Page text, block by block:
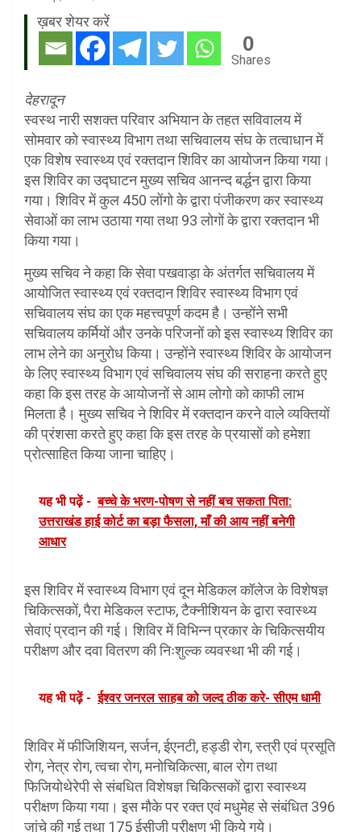
ख़बर शेयर करें
0
Shares
देहरादून
स्वस्थ नारी सशक्त परिवार अभियान के तहत सविवालय में
सोमवार को स्वास्थ्य विभाग तथा सचिवालय संघ के तत्वाधान में
एक विशेष स्वास्थ्य एवं रक्तदान शिविर का आयोजन किया गया।
इस शिविर का उद्घाटन मुख्य सचिव आनन्द बर्द्धन द्वारा किया
गया। शिविर में कुल 450 लोंगो के द्वारा पंजीकरण कर स्वास्थ्य
सेवाओं का लाभ उठाया गया तथा 93 लोगों के द्वारा रक्तदान भी
किया गया।
मुख्य सचिव ने कहा कि सेवा पखवाड़ा के अंतर्गत सचिवालय में
आयोजित स्वास्थ्य एवं रक्तदान शिविर स्वास्थ्य विभाग एवं
सचिवालय संघ का एक महत्त्वपूर्ण कदम है। उन्होंने सभी
सचिवालय कर्मियों और उनके परिजनों को इस स्वास्थ्य शिविर का
लाभ लेने का अनुरोध किया। उन्होंने स्वास्थ्य शिविर के आयोजन
के लिए स्वास्थ्य विभाग एवं सचिवालय संघ की सराहना करते हुए
कहा कि इस तरह के आयोजनों से आम लोगो को काफी लाभ
मिलता है। मुख्य सचिव ने शिविर में रक्तदान करने वाले व्यक्तियों
की प्रंशसा करते हुए कहा कि इस तरह के प्रयासों को हमेशा
प्रोत्साहित किया जाना चाहिए।
यह भी पढ़ें - बच्चे के भरण-पोषण से नहीं बच सकता पिता:
उत्तराखंड हाई कोर्ट का बड़ा फैसला, माँ की आय नहीं बनेगी
आधार
इस शिविर में स्वास्थ्य विभाग एवं दून मेडिकल कॉलेज के विशेषज्ञ
चिकित्सकों, पैरा मेडिकल स्टाफ, टैक्नीशियन के द्वारा स्वास्थ्य
सेवाएं प्रदान की गई। शिविर में विभिन्न प्रकार के चिकित्सयीय
परीक्षण और दवा वितरण की निःशुल्क व्यवस्था भी की गई।
यह भी पढ़ें - ईश्वर जनरल साहब को जल्द ठीक करे- सीएम धामी
शिविर में फीजिशियन, सर्जन, ईएनटी, हड्डी रोग, स्त्री एवं प्रसूति
रोग, नेत्र रोग, त्वचा रोग, मनोचिकित्सा, बाल रोग तथा
फिजियोथेरेपी से संबधित विशेषज्ञ चिकित्सकों द्वारा स्वास्थ्य
परीक्षण किया गया। इस मौके पर रक्त एवं मधुमेह से संबंधित 396
जांचे की गई तथा 175 ईसीजी परीक्षण भी किये गये।